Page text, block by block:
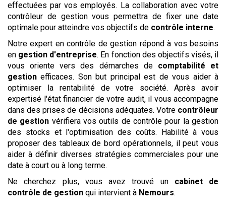
effectuées par vos employés. La collaboration avec votre
contrôleur de gestion vous permettra de fixer une date
optimale pour atteindre vos objectifs de contrôle interne.
Notre expert en contrôle de gestion répond à vos besoins
en gestion d'entreprise. En fonction des objectifs visés, il
vous oriente vers des démarches de comptabilité et
gestion efficaces. Son but principal est de vous aider à
optimiser la rentabilité de votre société. Après avoir
expertisé l'état financier de votre audit, il vous accompagne
dans des prises de décisions adéquates. Votre contrôleur
de gestion vérifiera vos outils de contrôle pour la gestion
des stocks et l'optimisation des coûts. Habilité à vous
proposer des tableaux de bord opérationnels, il peut vous
aider à définir diverses stratégies commerciales pour une
date à court ou à long terme.
Ne cherchez plus, vous avez trouvé un cabinet de
contrôle de gestion qui intervient à Nemours.